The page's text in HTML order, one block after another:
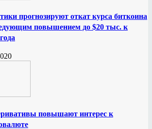
прогнозируют откат курса биткоина
повышением до $20 тыс. к
повышают интерес к